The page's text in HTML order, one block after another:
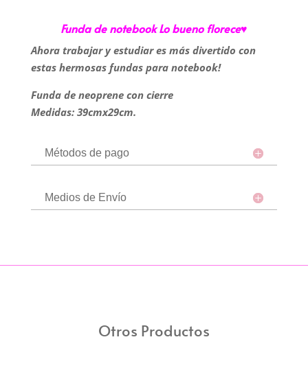
Funda de notebook Lo bueno florece♥
Ahora trabajar y estudiar es más divertido con
estas hermosas fundas para notebook!
Funda de neoprene con cierre
Medidas: 39cmx29cm.
Métodos de pago
Medios de Envío
Otros Productos